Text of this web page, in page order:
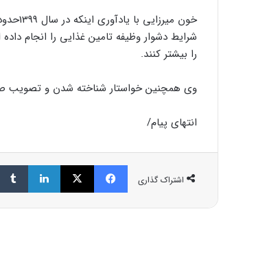
شرایط دشوار وظیفه تامین غذایی را انجام
را بیشتر کنند.
وی همچنین خواستار شناخته شدن و تصویب
انتهای پیام/
اشتراک گذاری
فیسبوک ایکس لینکداین